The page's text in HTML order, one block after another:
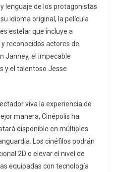
lenguaje de los protagonistas
idioma original, la película
estelar que incluye a
reconocidos actores de
Janney, el impecable
y el talentoso Jesse
viva la experiencia de
manera, Cinépolis ha
disponible en múltiples
Los cinéfilos podrán
2D o elevar el nivel de
equipadas con tecnología